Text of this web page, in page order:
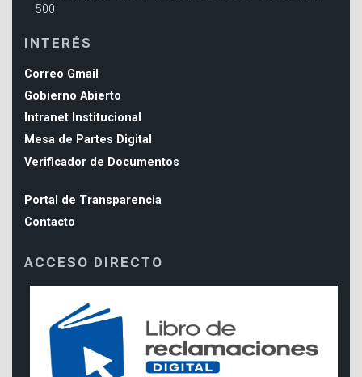
500
INTERÉS
Correo Gmail
Gobierno Abierto
Intranet Institucional
Mesa de Partes Digital
Verificador de Documentos
Portal de Transparencia
Contacto
ACCESO DIRECTO